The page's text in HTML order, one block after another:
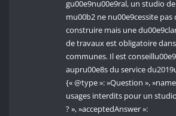
gu00e9nu00e9ral, un studio
mu00b2 ne nu00e9cessite pas
construire mais une
de travaux est obligatoire
communes. Il est
aupru00e8s du service
{« @type »: »Question »,
usages interdits pour un
? », »acceptedAnswer »: